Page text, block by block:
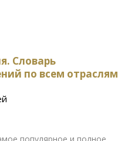
Словарь
по всем отраслям
популярное и полное